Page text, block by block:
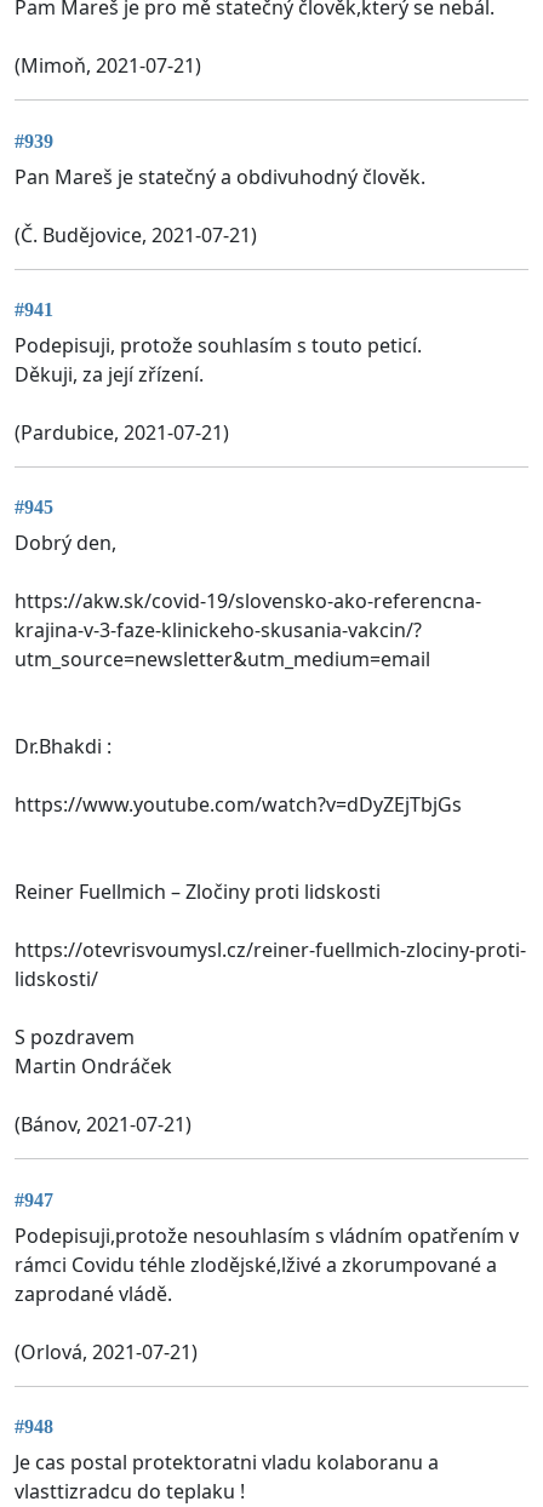
Pam Mareš je pro mě statečný člověk,který se nebál.
(Mimoň, 2021-07-21)
#939
Pan Mareš je statečný a obdivuhodný člověk.
(Č. Budějovice, 2021-07-21)
#941
Podepisuji, protože souhlasím s touto peticí.
Děkuji, za její zřízení.
(Pardubice, 2021-07-21)
#945
Dobrý den,
https://akw.sk/covid-19/slovensko-ako-referencna-
krajina-v-3-faze-klinickeho-skusania-vakcin/?
utm_source=newsletter&utm_medium=email
Dr.Bhakdi :
https://www.youtube.com/watch?v=dDyZEjTbjGs
Reiner Fuellmich – Zločiny proti lidskosti
https://otevrisvoumysl.cz/reiner-fuellmich-zlociny-proti-
lidskosti/
S pozdravem
Martin Ondráček
(Bánov, 2021-07-21)
#947
Podepisuji,protože nesouhlasím s vládním opatřením v
rámci Covidu téhle zlodějské,lživé a zkorumpované a
zaprodané vládě.
(Orlová, 2021-07-21)
#948
Je cas postal protektoratni vladu kolaboranu a
vlasttizradcu do teplaku !